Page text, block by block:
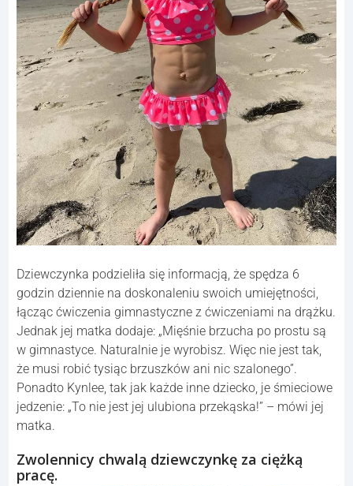
Dziewczynka podzieliła się informacją, że spędza 6
godzin dziennie na doskonaleniu swoich umiejętności,
łącząc ćwiczenia gimnastyczne z ćwiczeniami na drążku.
Jednak jej matka dodaje: „Mięśnie brzucha po prostu są
w gimnastyce. Naturalnie je wyrobisz. Więc nie jest tak,
że musi robić tysiąc brzuszków ani nic szalonego”.
Ponadto Kynlee, tak jak każde inne dziecko, je śmieciowe
jedzenie: „To nie jest jej ulubiona przekąska!” – mówi jej
matka.
Zwolennicy chwalą dziewczynkę za ciężką
pracę.